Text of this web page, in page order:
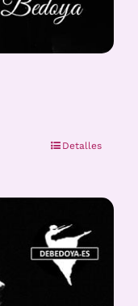
Detalles